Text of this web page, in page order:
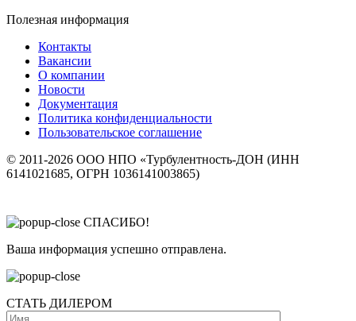
Полезная информация
Контакты
Вакансии
О компании
Новости
Документация
Политика конфиденциальности
Пользовательское соглашение
© 2011-2026 ООО НПО «Турбулентность-ДОН (ИНН
6141021685, ОГРН 1036141003865)
СПАСИБО!
Ваша информация успешно отправлена.
СТАТЬ ДИЛЕРОМ